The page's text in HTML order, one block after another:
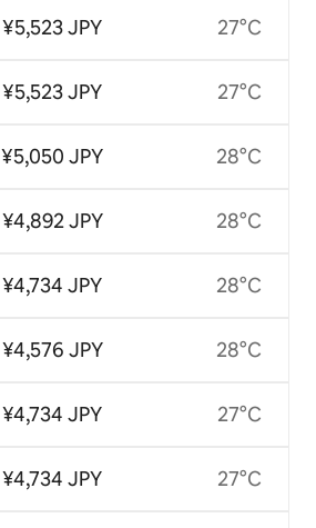
¥5,523 JPY
¥5,523 JPY
¥5,050 JPY
¥4,892 JPY
¥4,734 JPY
¥4,576 JPY
¥4,734 JPY
¥4,734 JPY
27°C
27°C
28°C
28°C
28°C
28°C
27°C
27°C